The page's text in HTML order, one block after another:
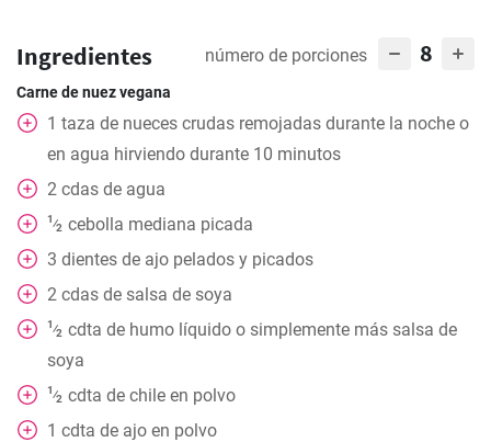
Ingredientes número de porciones 8
Carne de nuez vegana
1 taza de nueces crudas remojadas durante la noche o
en agua hirviendo durante 10 minutos
2 cdas de agua
1⁄2 cebolla mediana picada
3 dientes de ajo pelados y picados
2 cdas de salsa de soya
1⁄2 cdta de humo líquido o simplemente más salsa de
soya
1⁄2 cdta de chile en polvo
1 cdta de ajo en polvo